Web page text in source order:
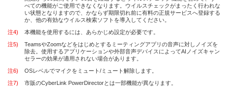
べての機能がご使用できなくなります。ウイルスチェックがまったく行われな
い状態となりますので、かならず期限切れ前に有料の正規サービスへ登録する
か、他の有効なウイルス検索ソフトを導入してください。
注4)
本機能を使用するには、あらかじめ設定が必要です。
注5)
TeamsやZoomなどをはじめとするミーティングアプリの音声に対しノイズを
除去。使用するアプリケーションや外部音声デバイスによってAIノイズキャン
セラーの効果が適用されない場合があります。
注6)
OSレベルでマイクをミュート/ミュート解除します。
注7)
市販のCyberLink PowerDirectorとは一部機能が異なります。